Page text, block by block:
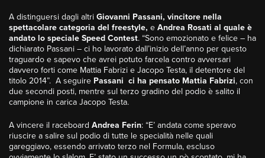
A distinguersi dagli altri Giovanni Passani, vincitore nella
spettacolare categoria del freestyle, e Andrea Rosati al quale è
andato lo speciale Speed Contest. “Sono emozionato e felice – ha
dichiarato Passani – ci ho lavorato dall’inizio dell’anno per questo
traguardo e sapevo che avrei potuto farcela contro avversari
davvero forti come Mattia Fabrizi e Jacopo Testa, il detentore del
titolo 2014”. A seguire Passani ci ha pensato Mattia Fabrizi, con
due secondi posti, mentre sul terzo gradino del podio è salito il
campione in carica Jacopo Testa.
A vincere il raceboard Andrea Ferin: “E’ andata come speravo
riuscire a salire sul podio di tutte le specialità nelle quali
gareggiavo, essendo arrivato terzo nel Formula, escluso